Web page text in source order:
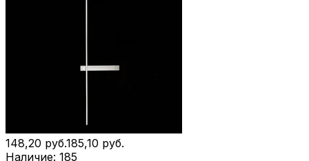
148,20 руб.185,10 руб.
Наличие: 185